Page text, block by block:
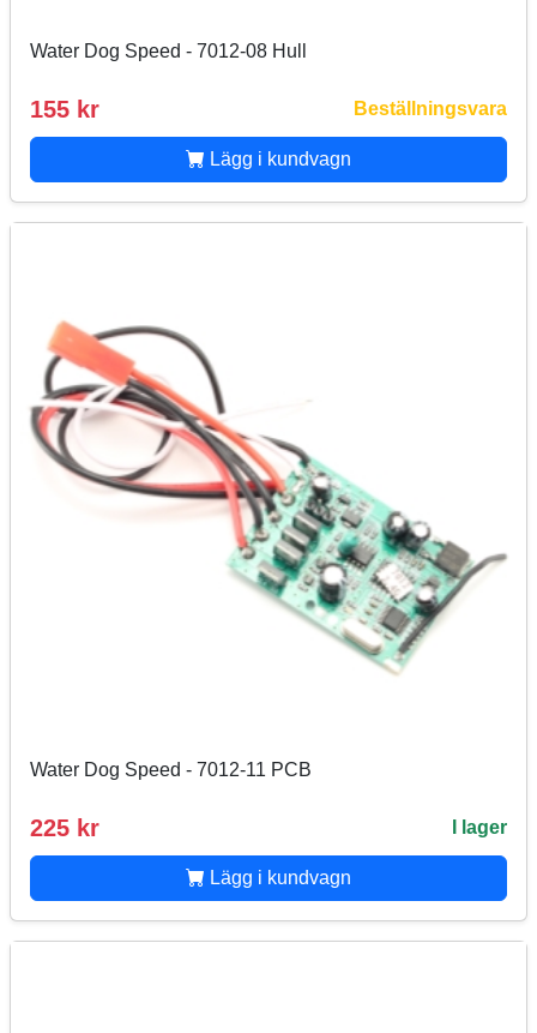
Water Dog Speed - 7012-08 Hull
155 kr Beställningsvara
Lägg i kundvagn
Water Dog Speed - 7012-11 PCB
225 kr I lager
Lägg i kundvagn